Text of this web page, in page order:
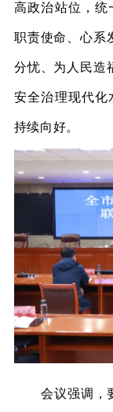
高政治站位，统
职责使命、心系
分忧、为人民造
安全治理现代化
持续向好。
会议强调，